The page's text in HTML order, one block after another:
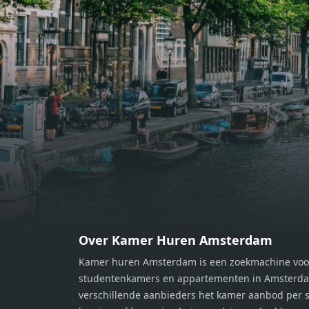
bereiden van heerlijke maaltijden.
Vanuit de woonkamer stap je zo het
balkon op, waar je kunt genieten
van een prachtig uitzicht en een
moment van rust. De woning
beschikt over twee comfortabele
slaapkamers van respectievelijk 12,1
m² en 8 m². Beide kamers bieden tal
van mogelijkheden, zoals een fijne
werkplek, een logeerkamer of een
persoonlijke slaapkamer. De
gemak en privacy. Gelegen in een
Zaandam, bevindt de woning zich
op een perfecte locatie. Winkels,
openbaar vervoer en uitvalswegen
van
m²
van
op
Over Kamer Huren Amsterdam
Kamer huren Amsterdam is een zoekmachine
studentenkamers en appartementen in
verschillende aanbieders het kamer aanbod per